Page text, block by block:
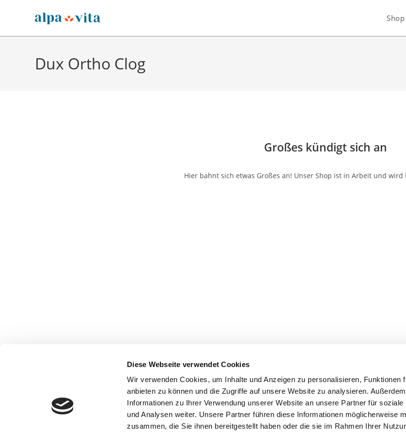
Diese Webseite verwendet Cookies
Wir verwenden Cookies, um Inhalte und Anzeigen zu personalisieren, Funktionen
anbieten zu können und die Zugriffe auf unsere Website zu analysieren.
Informationen zu Ihrer Verwendung unserer Website an unsere Partner für soziale
und Analysen weiter. Unsere Partner führen diese Informationen möglicherweise
zusammen, die Sie ihnen bereitgestellt haben oder die sie im Rahmen Ihrer
Shop
Dux Ortho Clog
Großes kündigt sich an
Hier bahnt sich etwas Großes an! Unser Shop ist in Arbeit und